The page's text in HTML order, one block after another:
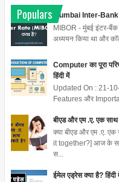
Populars
Mumbai Inter-
MIBOR - मुंबई इंटर-
अध्ययन किया था और
Computer का पूरा
हिंदी में
Updated On : 21-
Features और
बीएड और एम .ए. एक
क्या बीएड और एम .ए.
it together?] आज के
स...
ईमेल एड्रेस क्या है? हिंदी